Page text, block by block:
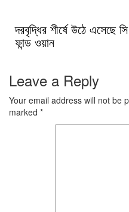
দরবৃদ্ধির শীর্ষে উঠে এসেছে
ফান্ড ওয়ান
Leave a Reply
Your email address will not be
marked *